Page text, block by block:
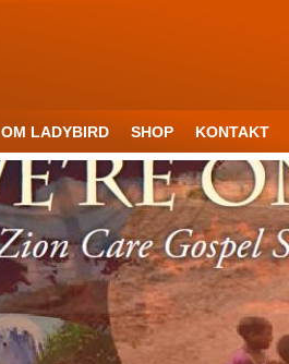
OM LADYBIRD SHOP KONTAKT